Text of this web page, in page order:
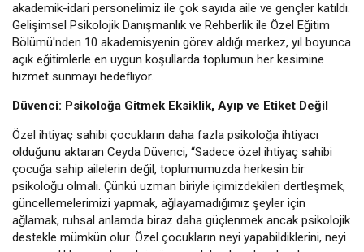
akademik-idari personelimiz ile çok sayıda aile ve gençler katıldı.
Gelişimsel Psikolojik Danışmanlık ve Rehberlik ile Özel Eğitim
Bölümü'nden 10 akademisyenin görev aldığı merkez, yıl boyunca
açık eğitimlerle en uygun koşullarda toplumun her kesimine
hizmet sunmayı hedefliyor.
Düvenci: Psikoloğa Gitmek Eksiklik, Ayıp ve Etiket Değil
Özel ihtiyaç sahibi çocukların daha fazla psikoloğa ihtiyacı
olduğunu aktaran Ceyda Düvenci, “Sadece özel ihtiyaç sahibi
çocuğa sahip ailelerin değil, toplumumuzda herkesin bir
psikoloğu olmalı. Çünkü uzman biriyle içimizdekileri dertleşmek,
güncellemelerimizi yapmak, ağlayamadığımız şeyler için
ağlamak, ruhsal anlamda biraz daha güçlenmek ancak psikolojik
destekle mümkün olur. Özel çocukların neyi yapabildiklerini, neyi